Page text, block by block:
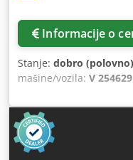
Informacije o
Stanje: dobro (polovno)
mašine/vozila: V 254629
Dužina sečenja: 250
sečenja - običan čelik
aluminijum do 5 mm -
Dimenzije stola: š 800 x
mm - Graničnici